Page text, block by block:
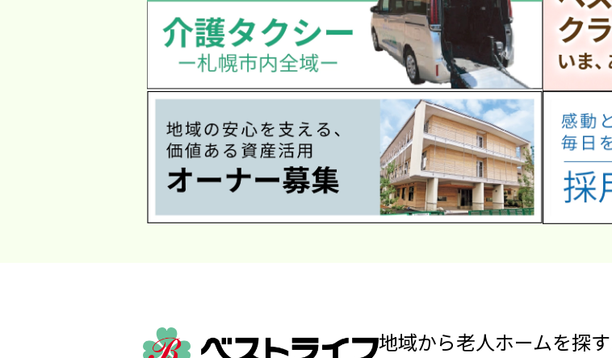
地域から老人ホームを探す